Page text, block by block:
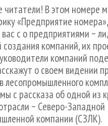
ДРЕВЕСНЫХ ПЛИТ
ДОМОСТРОЕНИЕ
МЕБЕЛИ
И МАТЕРИАЛЫ
ВЫСТАВКИ
ДЕЛЕГАЦИИ
ИНВЕСТПРОЕКТЫ
FORESTRY REVIEW
СПЕЦИАЛИСТА
НА САЙТЕ
читатели! В этом номере
«Предприятие
с о предприятиями −
создания компаний, их
компаний
о своем видении
лесопромышленного
с рассказа об одной из
− Северо-Западной
компании (СЗЛК).